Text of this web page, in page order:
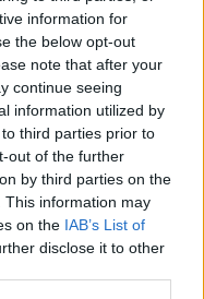
information for
the below opt-out
note that after your
continue seeing
information utilized by
third parties prior to
out of the further
by third parties on the
This information may
on the IAB’s List of
disclose it to other
vihető el, ha a
például Flash vagy
ki a támadó.
egy hiba a
felhasználói
más szoftver
vihető haza, ha a
tisztán Chrome